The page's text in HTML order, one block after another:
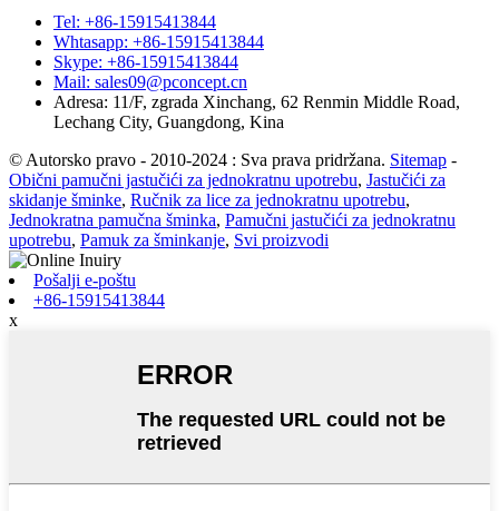
Tel: +86-15915413844
Whtasapp: +86-15915413844
Skype: +86-15915413844
Mail: sales09@pconcept.cn
Adresa: 11/F, zgrada Xinchang, 62 Renmin Middle Road,
Lechang City, Guangdong, Kina
© Autorsko pravo - 2010-2024 : Sva prava pridržana. Sitemap -
Obični pamučni jastučići za jednokratnu upotrebu, Jastučići za
skidanje šminke, Ručnik za lice za jednokratnu upotrebu,
Jednokratna pamučna šminka, Pamučni jastučići za jednokratnu
upotrebu, Pamuk za šminkanje, Svi proizvodi
Pošalji e-poštu
+86-15915413844
x